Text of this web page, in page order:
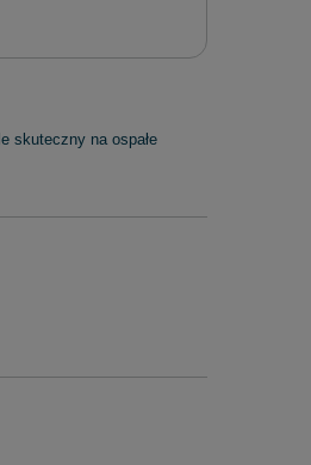
skuteczny na ospałe